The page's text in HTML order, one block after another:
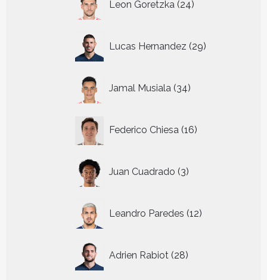
Leon Goretzka 24
producten
Lucas Hernandez 29
producten
Jamal Musiala 34
producten
Federico Chiesa 16
producten
Juan Cuadrado 3
producten
Leandro Paredes 12
producten
Adrien Rabiot 28
producten